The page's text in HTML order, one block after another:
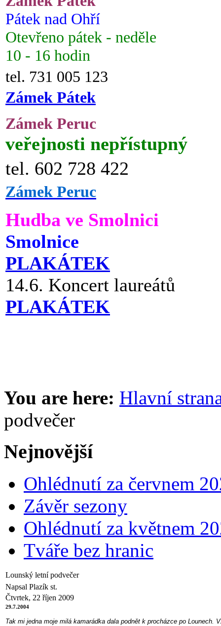
Pátek nad Ohří
Otevřeno pátek - neděle
10 - 16 hodin
tel. 731 005 123
Zámek Pátek
Zámek Peruc
veřejnosti nepřístupný
tel. 602 728 422
Zámek Peruc
Hudba ve Smolnici
Smolnice
PLAKÁTEK
14.6. Koncert laureátů
PLAKÁTEK
You are here: Hlavní
podvečer
Nejnovější
Ohlédnutí za červnem
Závěr sezony
Ohlédnutí za květnem
Tváře bez hranic
Lounský letní podvečer
Napsal Plazík st.
Čtvrtek, 22 říjen 2009
29.7.2004
Tak mi jedna moje milá kamarádka dala podnět k procházce po